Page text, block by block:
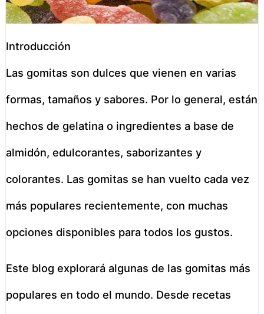
Introducción
Las gomitas son dulces que vienen en varias
formas, tamaños y sabores. Por lo general, están
hechos de gelatina o ingredientes a base de
almidón, edulcorantes, saborizantes y
colorantes. Las gomitas se han vuelto cada vez
más populares recientemente, con muchas
opciones disponibles para todos los gustos.
Este blog explorará algunas de las gomitas más
populares en todo el mundo. Desde recetas